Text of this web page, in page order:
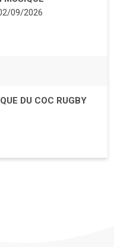
09/2026
DU COC RUGBY